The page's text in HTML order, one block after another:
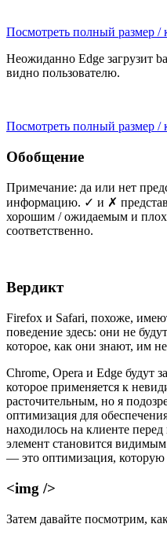
Посмотреть полный размер /
Неожиданно Edge загрузит
видно пользователю.
Посмотреть полный размер /
Обобщение
Примечание: да или нет
информацию. ✓ и ✗
хорошим / ожидаемым и
соответственно.
Вердикт
Firefox и Safari, похоже,
поведение здесь: они не
которое, как они знают, им
Chrome, Opera и Edge будут
которое применяется к
расточительным, но я
оптимизация для
находилось на клиенте
элемент становится
— это оптимизация, которую
<img />
Затем давайте посмотрим,